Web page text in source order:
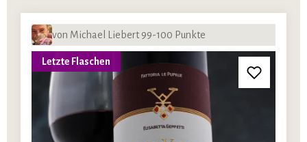
von Michael Liebert 99-100 Punkte
Letzte Flaschen